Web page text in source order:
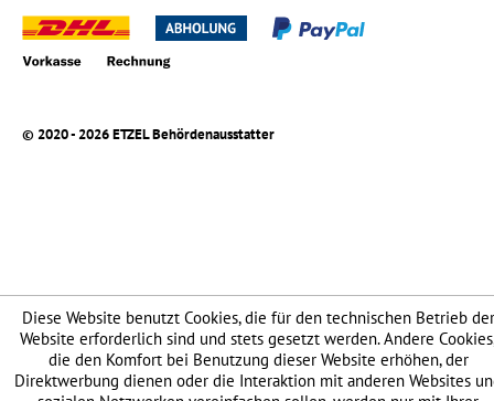
© 2020 - 2026 ETZEL Behördenausstatter
Diese Website benutzt Cookies, die für den technischen Betrieb der
Website erforderlich sind und stets gesetzt werden. Andere
die den Komfort bei Benutzung dieser Website erhöhen, der
Direktwerbung dienen oder die Interaktion mit anderen Websites